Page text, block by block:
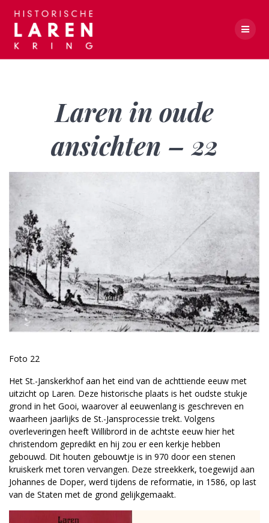
Laren in oude
ansichten – 22
Foto 22
Het St.-Janskerkhof aan het eind van de achttiende eeuw met
uitzicht op Laren. Deze historische plaats is het oudste stukje
grond in het Gooi, waarover al eeuwenlang is geschreven en
waarheen jaarlijks de St.-Jansprocessie trekt. Volgens
overleveringen heeft Willibrord in de achtste eeuw hier het
christendom gepredikt en hij zou er een kerkje hebben
gebouwd. Dit houten gebouwtje is in 970 door een stenen
kruiskerk met toren vervangen. Deze streekkerk, toegewijd aan
Johannes de Doper, werd tijdens de reformatie, in 1586, op last
van de Staten met de grond gelijkgemaakt.